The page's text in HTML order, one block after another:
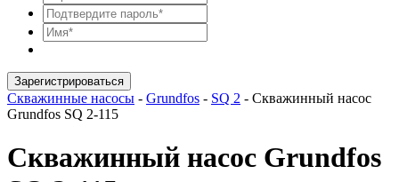
Зарегистрироваться
Скважинные насосы - Grundfos - SQ 2 - Скважинный насос
Grundfos SQ 2-115
Скважинный насос Grundfos